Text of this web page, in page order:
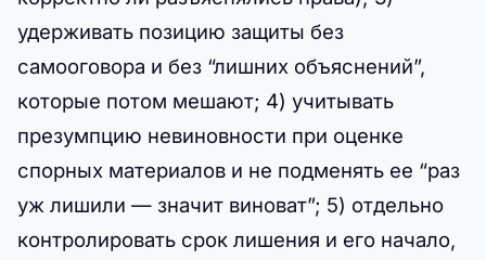
удерживать позицию защиты без
самооговора и без “лишних объяснений”,
которые потом мешают; 4) учитывать
презумпцию невиновности при оценке
спорных материалов и не подменять ее “раз
уж лишили — значит виноват”; 5) отдельно
контролировать срок лишения и его начало,